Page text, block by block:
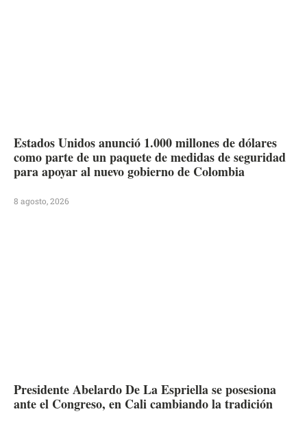
Estados Unidos anunció 1.000 millones de dólares
como parte de un paquete de medidas de seguridad
para apoyar al nuevo gobierno de Colombia
8 agosto, 2026
Presidente Abelardo De La Espriella se posesiona
ante el Congreso, en Cali cambiando la tradición